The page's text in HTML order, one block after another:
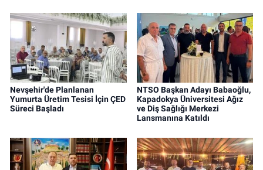
Nevşehir'de Planlanan
Yumurta Üretim Tesisi İçin ÇED
Süreci Başladı
NTSO Başkan Adayı Babaoğlu,
Kapadokya Üniversitesi Ağız
ve Diş Sağlığı Merkezi
Lansmanına Katıldı